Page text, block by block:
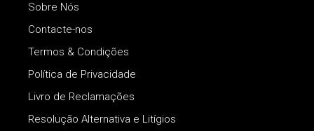
Sobre Nós
Contacte-nos
Termos & Condições
Política de Privacidade
Livro de Reclamações
Resolução Alternativa e Litígios